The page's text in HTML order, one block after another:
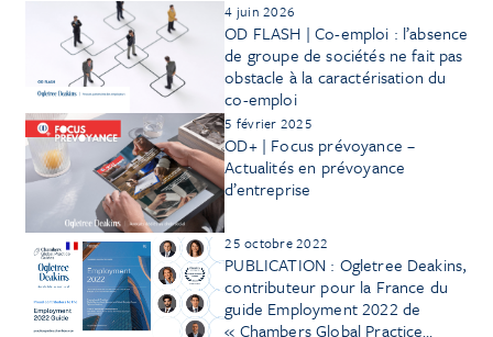
4 juin 2026
OD FLASH | Co-emploi : l’absence
de groupe de sociétés ne fait pas
obstacle à la caractérisation du
co-emploi
5 février 2025
OD+ | Focus prévoyance –
Actualités en prévoyance
d’entreprise
25 octobre 2022
PUBLICATION : Ogletree Deakins,
contributeur pour la France du
guide Employment 2022 de
« Chambers Global Practice